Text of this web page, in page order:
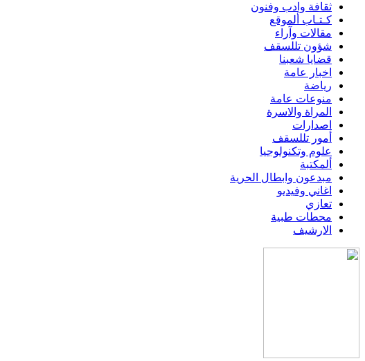
ثقافة وادب وفنون
كـتـاب ألموقع
مقالات وآراء
شؤون تللسقف
قضايا شعبنا
اخبار عامة
رياضة
منوعات عامة
المراة والاسرة
اصدارات
أمور تللسقف
علوم وتكنولوجيا
ألمكتبة
مبدعون وابطال الحرية
اغاني وفيديو
تعازي
محطات طبية
الارشيف